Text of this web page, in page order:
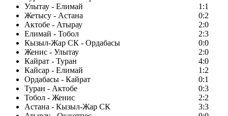
Улытау - Елимай
1:1
Жетысу - Астана
0:2
Актобе - Атырау
2:0
Елимай - Тобол
2:3
Кызыл-Жар СК - Ордабасы
0:0
Женис - Улытау
2:0
Кайрат - Туран
4:0
Кайсар - Елимай
1:2
Ордабасы - Кайрат
0:1
Туран - Актобе
0:3
Тобол - Женис
2:2
Астана - Кызыл-Жар СК
3:3